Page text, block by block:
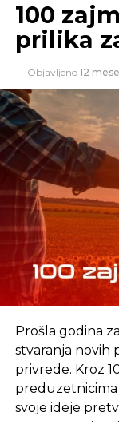
Ona podržava
taj događaj
Francuskoj.
„Ako Francuska
zaključila je
Izvor: Srna
SLIČNE TEME:
SLEDEĆI
Novi odnos
provjere
NE PROPUSTITE
100
prilika
Objavljeno 12
Prošla godina
stvaranja novih
privrede. Kroz
preduzetnicima
svoje ideje